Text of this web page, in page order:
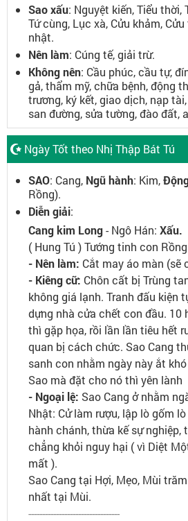
Sao xấu: Nguyệt kiến, Tiểu thời,
Tứ cùng, Lục xà, Cửu khảm,
nhật.
Nên làm: Cúng tế, giải trừ.
Không nên: Cầu phúc, cầu tự,
gả, thẩm mỹ, chữa bệnh, động
trương, ký kết, giao dịch, nạp
san đường, sửa tường, đào đất,
Ngày Tốt theo Nhị Thập Bát Tú
SAO: Cang, Ngũ hành: Kim,
Rồng).
Diễn giải:
Cang kim Long- Ngô Hán: Xấu.
( Hung Tú ) Tướng tinh con
- Nên làm: Cắt may áo màn (sẽ
- Kiêng cữ: Chôn cất bị Trùng
không giá lạnh. Tranh đấu kiện
dựng nhà cửa chết con đầu. 10
thì gặp họa, rồi lần lần tiêu hết
quan bị cách chức. Sao Cang
sanh con nhằm ngày này ắt
Sao mà đặt cho nó thì yên lành
- Ngoại lệ: Sao Cang ở nhằm
Nhật: Cử làm rượu, lập lò gốm
hành chánh, thừa kế sự nghiệp,
chẳng khỏi nguy hại ( vì Diệt
mất ).
Sao Cang tại Hợi, Mẹo, Mùi
nhất tại Mùi.
---------------------------------